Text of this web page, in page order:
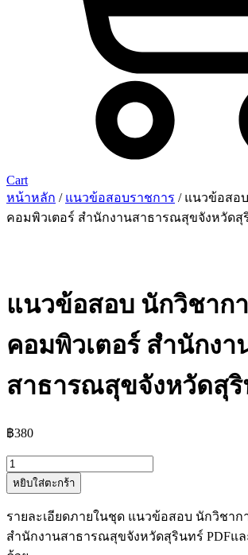
Cart
หน้าหลัก / แนวข้อสอบราชการ / แนวข้อสอ
คอมพิวเตอร์ สำนักงานสาธารณสุขจังหวัดสุ
แนวข้อสอบ นักวิชาก
คอมพิวเตอร์ สำนักงา
สาธารณสุขจังหวัดสุ
฿380
จำนวน
แนว
นัก
วิชาการ
หยิบใส่ตะกร้า
รายละเอียดภายในชุด แนวข้อสอบ นักวิชาก
สำนักงานสาธารณสุขจังหวัดสุรินทร์ PDFแ